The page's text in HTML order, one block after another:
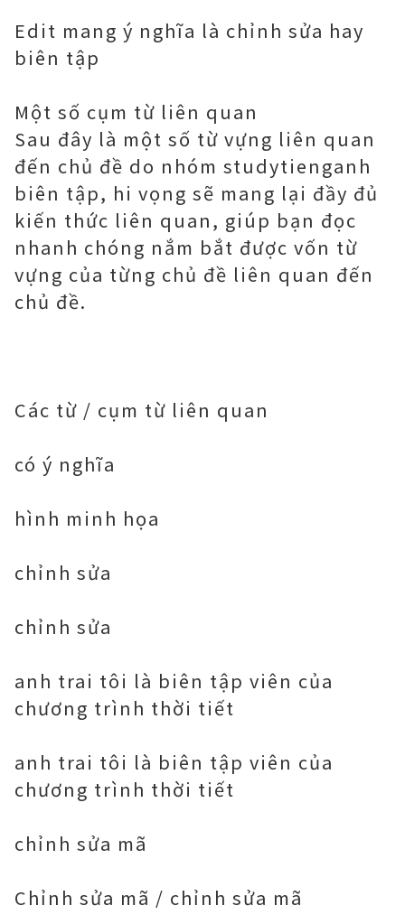
Edit mang ý nghĩa là chỉnh sửa hay
biên tập
Một số cụm từ liên quan
Sau đây là một số từ vựng liên quan
đến chủ đề do nhóm studytienganh
biên tập, hi vọng sẽ mang lại đầy đủ
kiến ​​thức liên quan, giúp bạn đọc
nhanh chóng nắm bắt được vốn từ
vựng của từng chủ đề liên quan đến
chủ đề.
Các từ / cụm từ liên quan
có ý nghĩa
hình minh họa
chỉnh sửa
chỉnh sửa
anh trai tôi là biên tập viên của
chương trình thời tiết
anh trai tôi là biên tập viên của
chương trình thời tiết
chỉnh sửa mã
Chỉnh sửa mã / chỉnh sửa mã